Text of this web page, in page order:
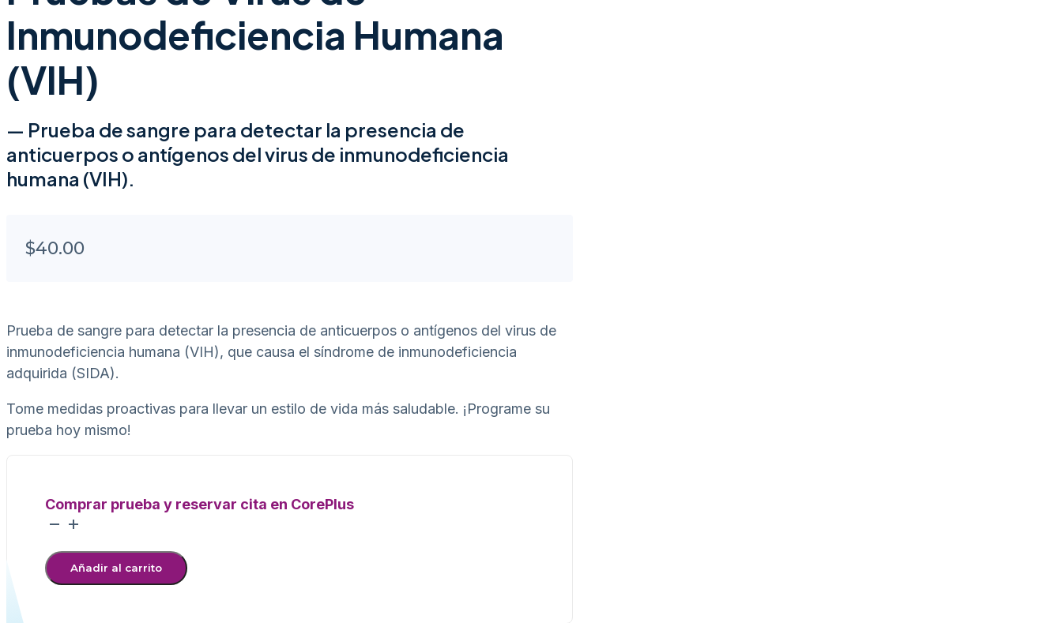
Inmunodeficiencia Humana
(VIH)
— Prueba de sangre para detectar la presencia de
anticuerpos o antígenos del virus de inmunodeficiencia
humana (VIH).
$40.00
Prueba de sangre para detectar la presencia de anticuerpos o antígenos del virus de
inmunodeficiencia humana (VIH), que causa el síndrome de inmunodeficiencia
adquirida (SIDA).
Tome medidas proactivas para llevar un estilo de vida más saludable. ¡Programe su
prueba hoy mismo!
Comprar prueba y reservar cita en CorePlus
Pruebas
Virus
de
Añadir al carrito